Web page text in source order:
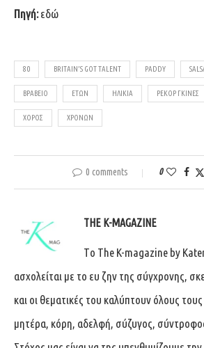
Πηγή:εδώ
80 BRITAIN’S GOT TALENT PADDY
ΒΡΑΒΕΊΟ ΕΤΏΝ ΗΛΙΚΊΑ ΡΕΚΌΡ ΓΚΊΝΕΣ
ΧΟΡΌΣ ΧΡΟΝΏΝ
0 comments 0
THE K-MAGAZINE
Tο The K-magazine by
ασχολείται με το ευ ζην της σύγχρονης,
και οι θεματικές του καλύπτουν όλους
μητέρα, κόρη, αδελφή, σύζυγος,